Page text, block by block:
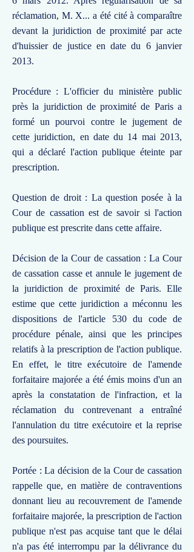
réclamation, M. X... a été cité à comparaître
devant la juridiction de proximité par acte
d'huissier de justice en date du 6 janvier
2013.
Procédure : L'officier du ministère public
près la juridiction de proximité de Paris a
formé un pourvoi contre le jugement de
cette juridiction, en date du 14 mai 2013,
qui a déclaré l'action publique éteinte par
prescription.
Question de droit : La question posée à la
Cour de cassation est de savoir si l'action
publique est prescrite dans cette affaire.
Décision de la Cour de cassation : La Cour
de cassation casse et annule le jugement de
la juridiction de proximité de Paris. Elle
estime que cette juridiction a méconnu les
dispositions de l'article 530 du code de
procédure pénale, ainsi que les principes
relatifs à la prescription de l'action publique.
En effet, le titre exécutoire de l'amende
forfaitaire majorée a été émis moins d'un an
après la constatation de l'infraction, et la
réclamation du contrevenant a entraîné
l'annulation du titre exécutoire et la reprise
des poursuites.
Portée : La décision de la Cour de cassation
rappelle que, en matière de contraventions
donnant lieu au recouvrement de l'amende
forfaitaire majorée, la prescription de l'action
publique n'est pas acquise tant que le délai
n'a pas été interrompu par la délivrance du